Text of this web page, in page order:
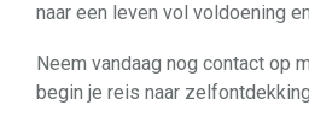
naar een leven vol voldoening
Neem vandaag nog contact op
begin je reis naar